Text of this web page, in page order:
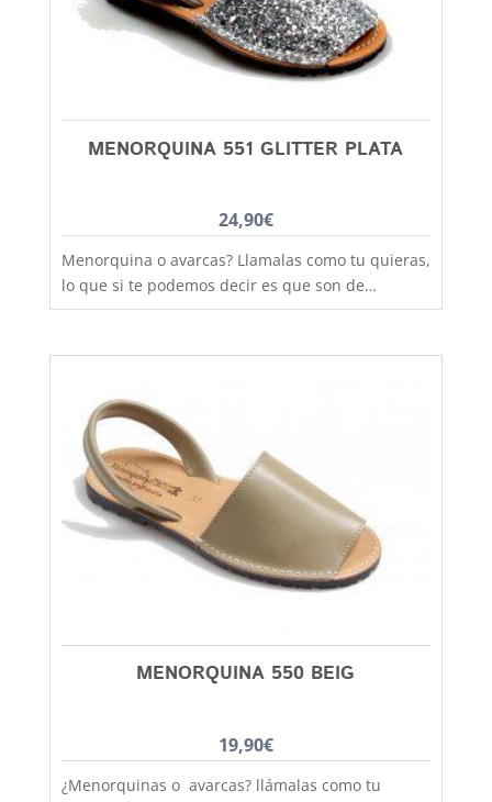
zapatos bonitos para gente coqueta. Debes tener
en cuenta que las tallas no son muy grandes y si
tienes dudas entre dos número, elige siempre el
MENORQUINA 551 GLITTER PLATA
24,90€
Menorquina o avarcas? Llamalas como tu quieras,
lo que si te podemos decir es que son de
fabricación nacional, hechas por completo en piel
transpiración, comodidad y durabilidad al mejor
modelo con la tira de velcro es ideal, practicidad
y moda no están reñidas, combinan con todos los
estilos de ropa y tenemos un gran rango de tallas
desde la 20 hasta la 34, en Capitán Malaspina el
primer cambio siempre gratis y recuerda que
aqui tenemos los zapatos más bonitos para la
gente más divertida. Debes tener en cuenta que
las tallas no son muy grandes y si dudas entre
MENORQUINA 550 BEIG
19,90€
¿Menorquinas o avarcas? llámalas como tu